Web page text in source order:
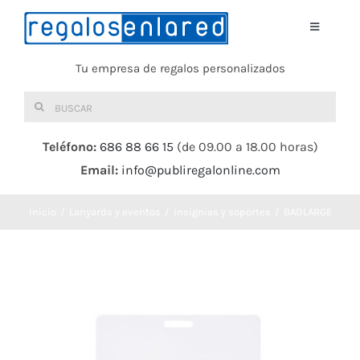
Saltar
Toggle
Tu empresa de regalos personalizados
Buscar:
Teléfono: 686 88 66 15 (de 09.00 a 18.00 horas)
Email: info@publiregalonline.com